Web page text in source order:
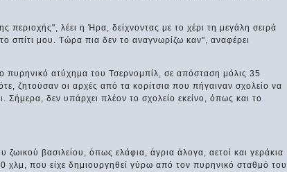
περιοχής", λέει η Ήρα, δείχνοντας με το χέρι τη μεγάλη σειρά
σπίτι μου. Τώρα πια δεν το αναγνωρίζω καν", αναφέρει
πυρηνικό ατύχημα του Τσερνομπίλ, σε απόσταση μόλις 35
ζητούσαν οι αρχές από τα κορίτσια που πήγαιναν σχολείο να
Σήμερα, δεν υπάρχει πλέον το σχολείο εκείνο, όπως και το
ζωικού βασιλείου, όπως ελάφια, άγρια άλογα, αετοί και γεράκια
χλμ, που είχε δημιουργηθεί γύρω από τον πυρηνικό σταθμό του